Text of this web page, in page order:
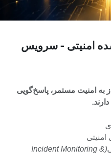
امنیتی - سرویس
به امنیت مستمر، پاسخ‌گویی
(Incident Monitoring &